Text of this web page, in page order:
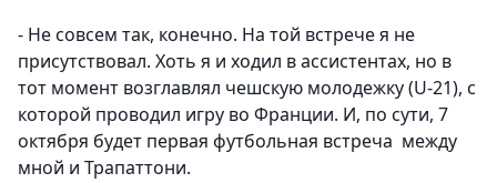
- Не совсем так, конечно. На той встрече я не
присутствовал. Хоть я и ходил в ассистентах, но в
тот момент возглавлял чешскую молодежку (U-21), с
которой проводил игру во Франции. И, по сути, 7
октября будет первая футбольная встреча между
мной и Трапаттони.